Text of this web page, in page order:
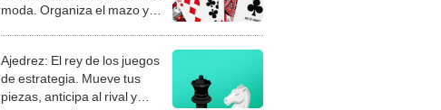
moda. Organiza el mazo y
Ajedrez: El rey de los juegos
de estrategia. Mueve tus
piezas, anticipa al rival y